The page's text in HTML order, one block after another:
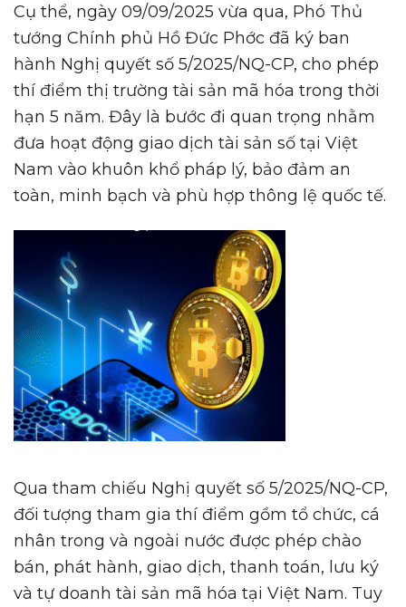
Cụ thể, ngày 09/09/2025 vừa qua, Phó Thủ
tướng Chính phủ Hồ Đức Phớc đã ký ban
hành Nghị quyết số 5/2025/NQ-CP, cho phép
thí điểm thị trường tài sản mã hóa trong thời
hạn 5 năm. Đây là bước đi quan trọng nhằm
đưa hoạt động giao dịch tài sản số tại Việt
Nam vào khuôn khổ pháp lý, bảo đảm an
toàn, minh bạch và phù hợp thông lệ quốc tế.
Qua tham chiếu Nghị quyết số 5/2025/NQ-CP,
đối tượng tham gia thí điểm gồm tổ chức, cá
nhân trong và ngoài nước được phép chào
bán, phát hành, giao dịch, thanh toán, lưu ký
và tự doanh tài sản mã hóa tại Việt Nam. Tuy